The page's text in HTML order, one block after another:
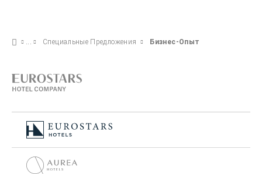
Специальные Предложения Бизнес-Опыт